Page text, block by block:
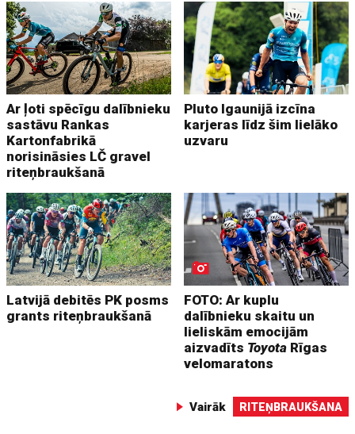
Ar ļoti spēcīgu dalībnieku
sastāvu Rankas
Kartonfabrikā
norisināsies LČ gravel
riteņbraukšanā
Pluto Igaunijā izcīna
karjeras līdz šim lielāko
uzvaru
Latvijā debitēs PK posms
grants riteņbraukšanā
FOTO: Ar kuplu
dalībnieku skaitu un
lieliskām emocijām
aizvadīts Toyota Rīgas
velomaratons
Vairāk RITEŅBRAUKŠANA